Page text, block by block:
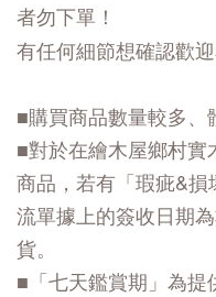
者勿下單！
有任何細節想確認歡
■購買商品數量較多、
■對於在繪木屋鄉村
商品，若有「瑕疵&
流單據上的簽收日期
貨。
■「七天鑑賞期」為提